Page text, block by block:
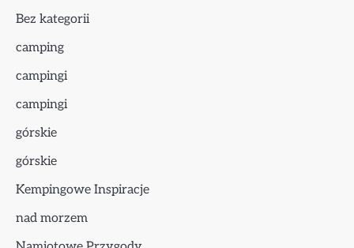
Bez kategorii
camping
campingi
campingi
górskie
górskie
Kempingowe Inspiracje
nad morzem